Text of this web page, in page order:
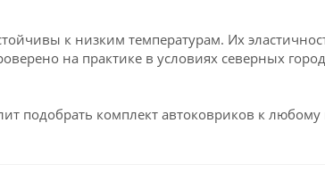
к низким температурам. Их
на практике в условиях северных
подобрать комплект автоковриков к любому